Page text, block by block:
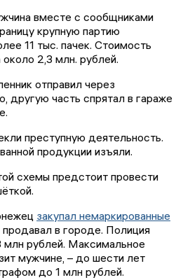
вместе с сообщниками
крупную партию
11 тыс. пачек. Стоимость
2,3 млн. рублей.
отправил через
другую часть спрятал в гараже
преступную деятельность.
продукции изъяли.
схемы предстоит провести
закупал немаркированные
продавал в городе. Полиция
млн рублей. Максимальное
мужчине, – до шести лет
до 1 млн рублей.